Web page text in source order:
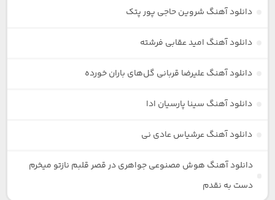
دانلود آهنگ شروین حاجی پور پتک
دانلود آهنگ امید عقابی فرشته
دانلود آهنگ علیرضا قربانی گل‌های باران خورده
دانلود آهنگ سینا پارسیان ادا
دانلود آهنگ عرشیاس عادی نی
دانلود آهنگ هوش مصنوعی جواهری در قصر قلبم نازتو میخرم
دست به نقدم